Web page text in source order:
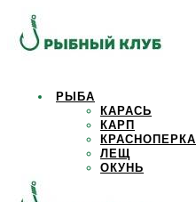
РЫБА
КАРАСЬ
КАРП
КРАСНОПЕРКА
ЛЕЩ
ОКУНЬ